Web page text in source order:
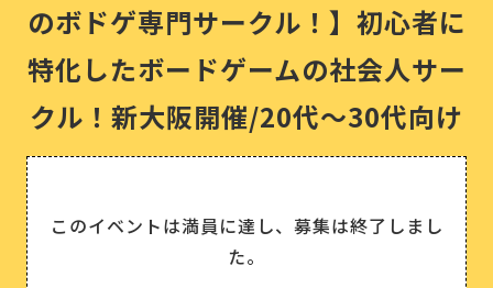
のボドゲ専門サークル！】初心者に
特化したボードゲームの社会人サー
クル！新大阪開催/20代〜30代向け
このイベントは満員に達し、募集は終了しまし
た。